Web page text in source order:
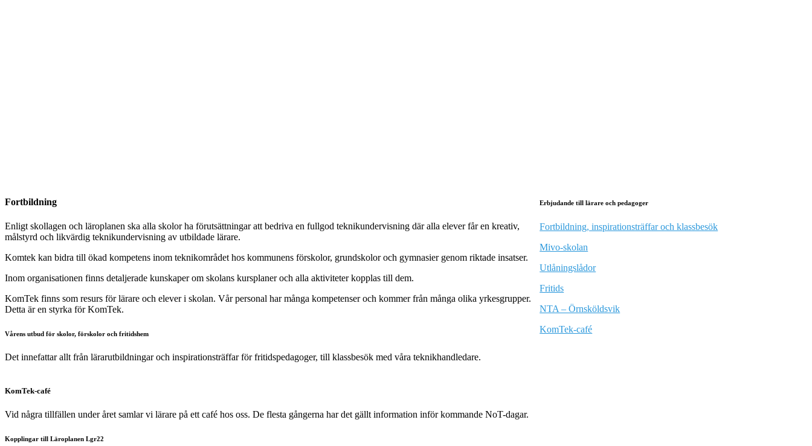
Fortbildning
Enligt skollagen och läroplanen ska alla skolor ha förutsättningar att bedriva en fullgod teknikundervisning där alla elever får en kreativ,
målstyrd och likvärdig teknikundervisning av utbildade lärare.
Komtek kan bidra till ökad kompetens inom teknikområdet hos kommunens förskolor, grundskolor och gymnasier genom riktade insatser.
Inom organisationen finns detaljerade kunskaper om skolans kursplaner och alla aktiviteter kopplas till dem.
KomTek finns som resurs för lärare och elever i skolan. Vår personal har många kompetenser och kommer från många olika yrkesgrupper.
Detta är en styrka för KomTek.
Vårens utbud för skolor, förskolor och fritidshem
Det innefattar allt från lärarutbildningar och inspirationsträffar för fritidspedagoger, till klassbesök med våra teknikhandledare.
Erbjudande till lärare och pedagoger
Fortbildning, inspirationsträffar och klassbesök
Mivo-skolan
Utlåningslådor
Fritids
NTA – Örnsköldsvik
KomTek-café
KomTek-café
Vid några tillfällen under året samlar vi lärare på ett café hos oss. De flesta gångerna har det gällt information inför kommande NoT-dagar.
Kopplingar till Läroplanen Lgr22